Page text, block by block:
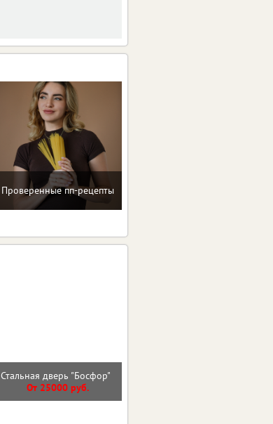
Проверенные пп-рецепты
Стальная дверь "Босфор"
От 25000 руб.